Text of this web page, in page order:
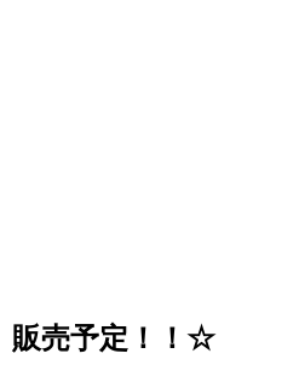
販売予定！！☆